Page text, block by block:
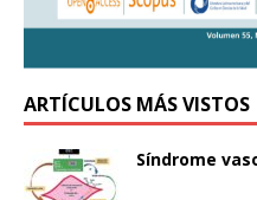
ARTÍCULOS MÁS VISTOS
Síndrome